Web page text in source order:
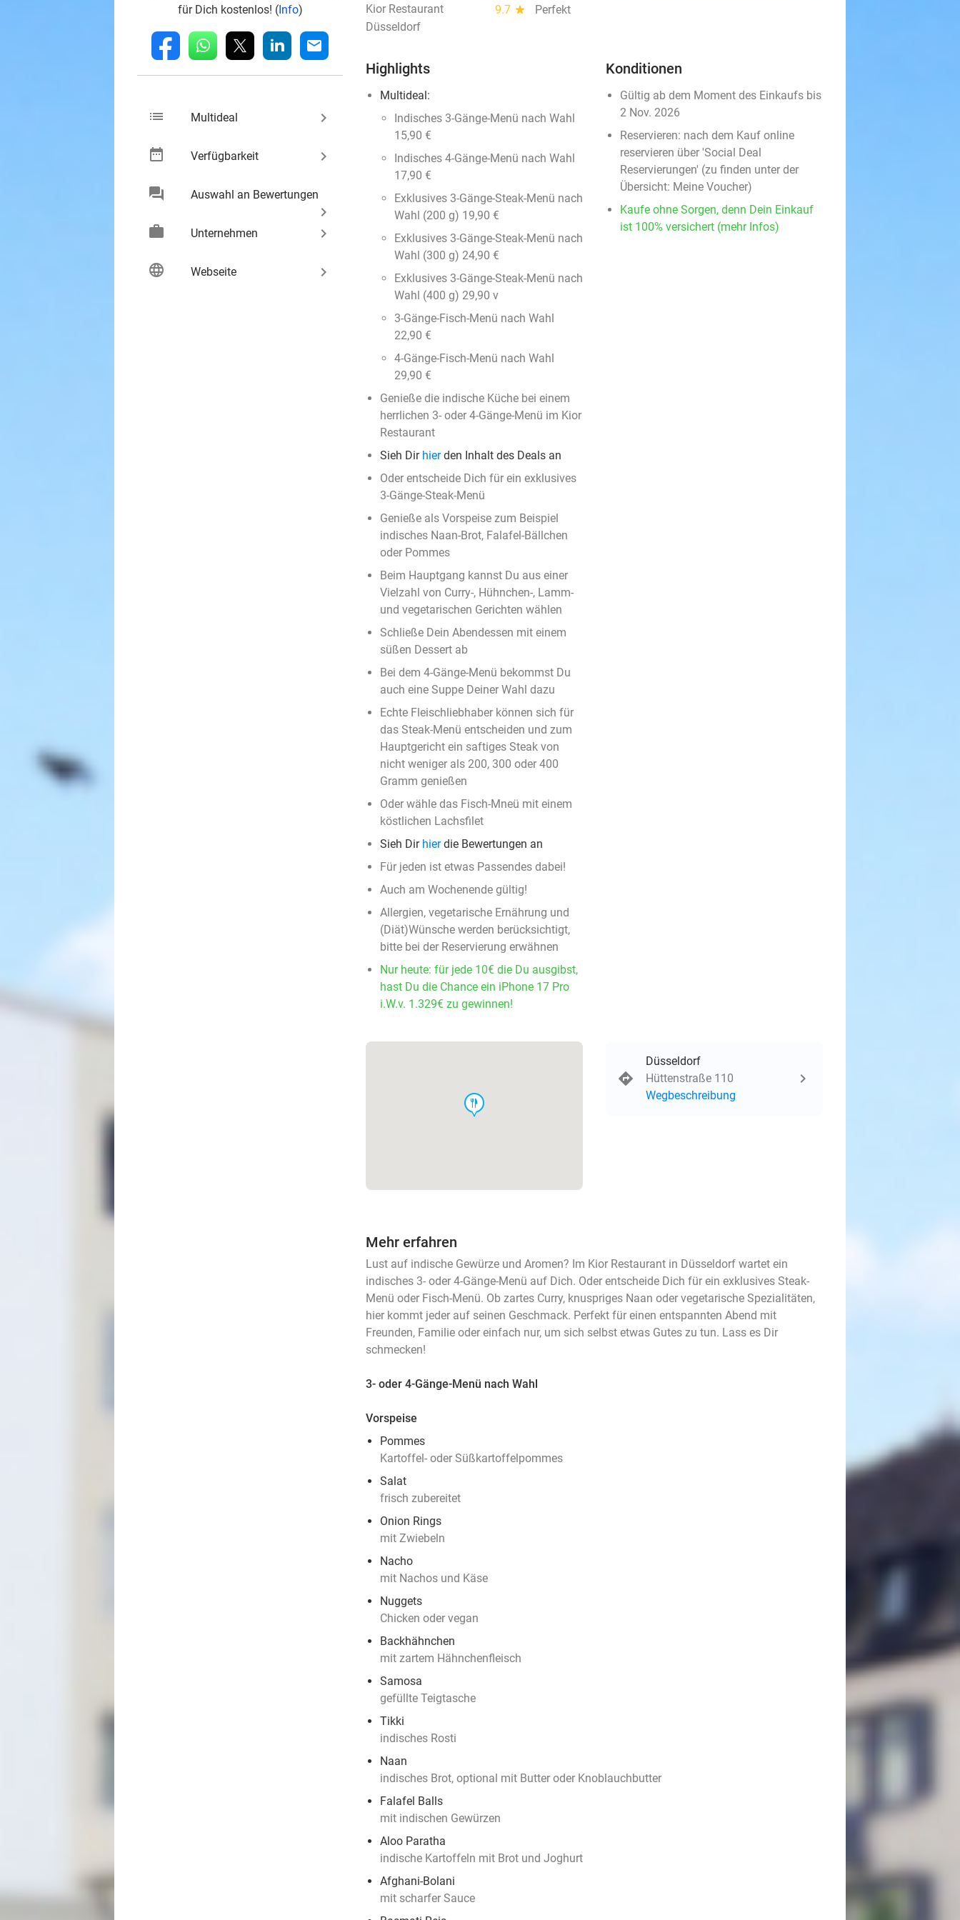
für Dich kostenlos! (Info)
fb whatsapp linkedin mail
list Multideal keyboard_arrow_right
date_range Verfügbarkeit keyboard_arrow_right
chat Auswahl an Bewertungen
keyboard_arrow_right
work
Unternehmen keyboard_arrow_right
language Webseite keyboard_arrow_right
Kior Restaurant 9.7 star
Perfekt
Düsseldorf
Highlights
Multideal:
Indisches 3-Gänge-Menü nach Wahl
15,90 €
Indisches 4-Gänge-Menü nach Wahl
17,90 €
Exklusives 3-Gänge-Steak-Menü nach
Wahl (200 g) 19,90 €
Exklusives 3-Gänge-Steak-Menü nach
Wahl (300 g) 24,90 €
Exklusives 3-Gänge-Steak-Menü nach
Wahl (400 g) 29,90 v
3-Gänge-Fisch-Menü nach Wahl
22,90 €
4-Gänge-Fisch-Menü nach Wahl
29,90 €
Genieße die indische Küche bei einem
herrlichen 3- oder 4-Gänge-Menü im Kior
Restaurant
Sieh Dir hierden Inhalt des Deals an
Oder entscheide Dich für ein exklusives
3-Gänge-Steak-Menü
Genieße als Vorspeise zum Beispiel
indisches Naan-Brot, Falafel-Bällchen
oder Pommes
Beim Hauptgang kannst Du aus einer
Vielzahl von Curry-, Hühnchen-, Lamm-
und vegetarischen Gerichten wählen
Schließe Dein Abendessen mit einem
süßen Dessert ab
Bei dem 4-Gänge-Menü bekommst Du
auch eine Suppe Deiner Wahl dazu
Echte Fleischliebhaber können sich für
das Steak-Menü entscheiden und zum
Hauptgericht ein saftiges Steak von
nicht weniger als 200, 300 oder 400
Gramm genießen
Oder wähle das Fisch-Mneü mit einem
köstlichen Lachsfilet
Sieh Dir hierdie Bewertungen an
Für jeden ist etwas Passendes dabei!
Auch am Wochenende gültig!
Allergien, vegetarische Ernährung und
(Diät)Wünsche werden berücksichtigt,
bitte bei der Reservierung erwähnen
Nur heute: für jede 10€ die Du ausgibst,
hast Du die Chance ein iPhone 17 Pro
i.W.v. 1.329€ zu gewinnen!
Konditionen
Gültig ab dem Moment des Einkaufs bis
2 Nov. 2026
Reservieren: nach dem Kauf online
reservieren über 'Social Deal
Reservierungen' (zu finden unter der
Übersicht: Meine Voucher)
Kaufe ohne Sorgen, denn Dein Einkauf
ist 100% versichert (mehr Infos)
food
Düsseldorf
Hüttenstraße 110
Wegbeschreibung
Mehr erfahren
Lust auf indische Gewürze und Aromen? Im Kior Restaurant in Düsseldorf wartet ein
indisches 3- oder 4-Gänge-Menü auf Dich. Oder entscheide Dich für ein exklusives Steak-
Menü oder Fisch-Menü. Ob zartes Curry, knuspriges Naan oder vegetarische Spezialitäten,
hier kommt jeder auf seinen Geschmack. Perfekt für einen entspannten Abend mit
Freunden, Familie oder einfach nur, um sich selbst etwas Gutes zu tun. Lass es Dir
schmecken!
3- oder 4-Gänge-Menü nach Wahl
Vorspeise
Pommes
Kartoffel- oder Süßkartoffelpommes
Salat
frisch zubereitet
Onion Rings
mit Zwiebeln
Nacho
mit Nachos und Käse
Nuggets
Chicken oder vegan
Backhähnchen
mit zartem Hähnchenfleisch
Samosa
gefüllte Teigtasche
Tikki
indisches Rosti
Naan
indisches Brot, optional mit Butter oder Knoblauchbutter
Falafel Balls
mit indischen Gewürzen
Aloo Paratha
indische Kartoffeln mit Brot und Joghurt
Afghani-Bolani
mit scharfer Sauce